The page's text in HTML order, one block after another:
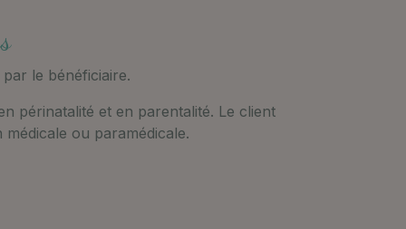
le bénéficiaire.
périnatalité et en parentalité. Le client
ou paramédicale.